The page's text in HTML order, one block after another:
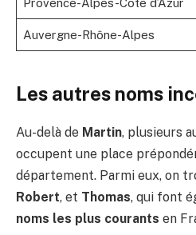
Provence-Alpes-Côte d’Azur
Auvergne-Rhône-Alpes
Les autres noms
Au-delà de Martin, plusieurs
occupent une place
département. Parmi eux, on
Robert, et Thomas, qui font
noms les plus courants en